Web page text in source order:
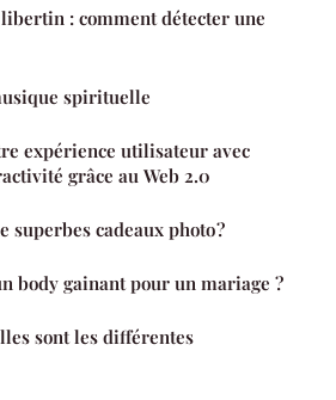
: comment détecter une
musique spirituelle
expérience utilisateur avec
grâce au Web 2.0
superbes cadeaux photo ?
body gainant pour un mariage ?
sont les différentes